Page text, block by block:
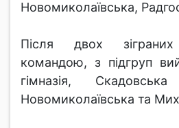
Новомиколаївська,
Після двох
командою, з підгруп
гімназія, Скадовська
Новомиколаївська та